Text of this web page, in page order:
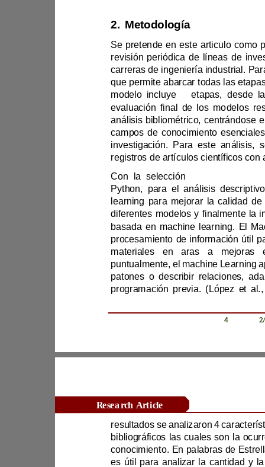
Revista Científica Zambos / Vol. 04 2
2. Metodología
modelo incluye
análisis bi
registros de artíc
C
Python
learning
pa
Research Article
conocimiento.